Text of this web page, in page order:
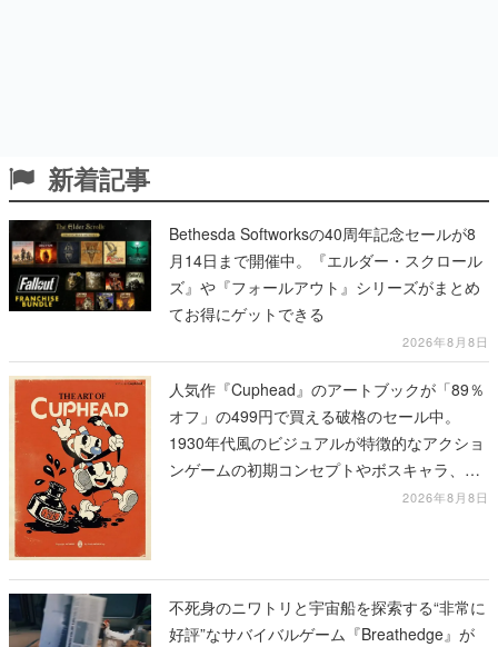
新着記事
Bethesda Softworksの40周年記念セールが8
月14日まで開催中。『エルダー・スクロール
ズ』や『フォールアウト』シリーズがまとめ
てお得にゲットできる
2026年8月8日
人気作『Cuphead』のアートブックが「89％
オフ」の499円で買える破格のセール中。
1930年代風のビジュアルが特徴的なアクショ
ンゲームの初期コンセプトやボスキャラ、ス
2026年8月8日
不死身のニワトリと宇宙船を探索する“非常に
好評”なサバイバルゲーム『Breathedge』が